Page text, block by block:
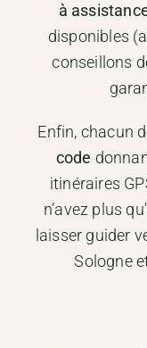
à
disponibles
conseillons
Enfin, chacun
code
itinéraires
n’avez plus
laisser guider
Sologne